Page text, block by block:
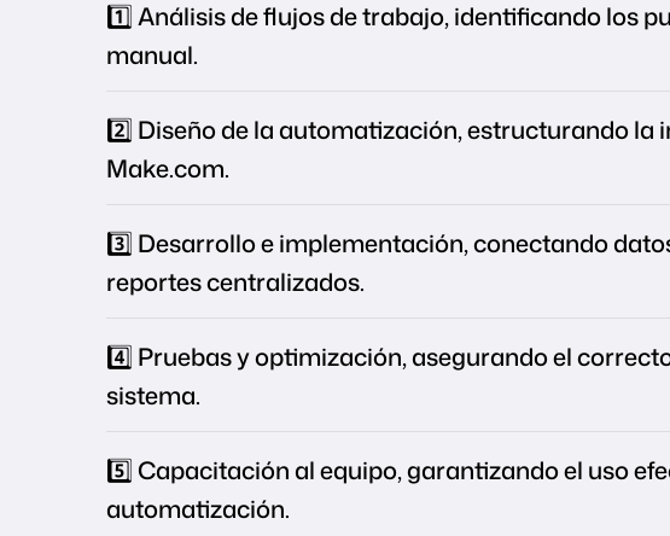
1️⃣ Análisis de flujos de trabajo, identificando los
manual.
2️⃣ Diseño de la automatización, estructurando la
Make.com.
3️⃣ Desarrollo e implementación, conectando
reportes centralizados.
4️⃣ Pruebas y optimización, asegurando el
sistema.
5️⃣ Capacitación al equipo, garantizando el uso
automatización.